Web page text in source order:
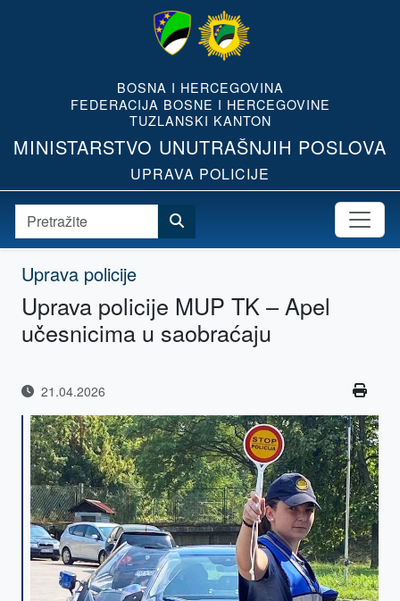
BOSNA I HERCEGOVINA
FEDERACIJA BOSNE I HERCEGOVINE
TUZLANSKI KANTON
MINISTARSTVO UNUTRAŠNJIH POSLOVA
UPRAVA POLICIJE
Uprava policije
Uprava policije MUP TK – Apel
učesnicima u saobraćaju
21.04.2026